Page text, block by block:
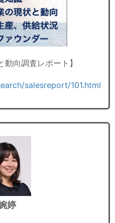
動向調査レポート】
salesreport/101.html
婷